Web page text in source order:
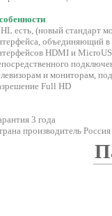
есть, (новый стандарт
объединяющий в
HDMI и
и мониторам,
Full HD
3 года
производитель Россия